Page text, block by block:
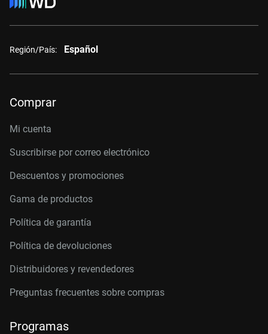
Región/País: Español
Comprar
Mi cuenta
Suscribirse por correo electrónico
Descuentos y promociones
Gama de productos
Política de garantía
Política de devoluciones
Distribuidores y revendedores
Preguntas frecuentes sobre compras
Programas